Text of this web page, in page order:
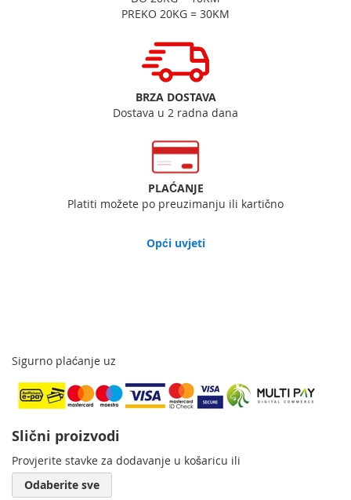
PREKO 20KG = 30KM
BRZA DOSTAVA
Dostava u 2 radna dana
PLAĆANJE
Platiti možete po preuzimanju ili kartično
Opći uvjeti
Sigurno plaćanje uz
Slični proizvodi
Provjerite stavke za dodavanje u košaricu ili
Odaberite sve